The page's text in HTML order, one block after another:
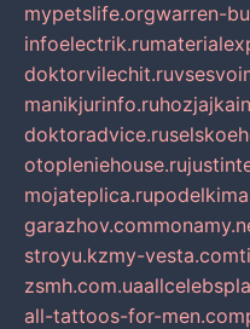
mypetslife.orgwarren-
infoelectrik.ru
doktorvilechit.ru
manikjurinfo.ru
doktoradvice.ru
otopleniehouse.ru
mojateplica.ru
garazhov.com
stroyu.kzmy-vesta.com
zsmh.com.ua
all-tattoos-for-men.com